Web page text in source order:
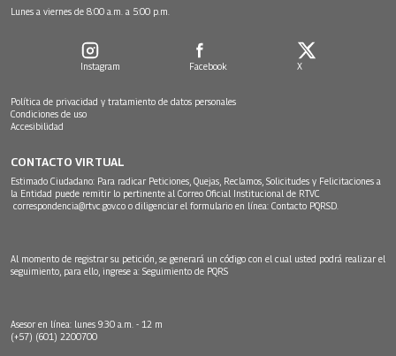
Lunes a viernes de 8:00 a.m. a 5:00 p.m.
Instagram Facebook X
Política de privacidad y tratamiento de datos personales
Condiciones de uso
Accesibilidad
CONTACTO VIRTUAL
Estimado Ciudadano: Para radicar Peticiones, Quejas, Reclamos, Solicitudes y Felicitaciones a
la Entidad puede remitir lo pertinente al Correo Oficial Institucional de RTVC
correspondencia@rtvc.gov.co o diligenciar el formulario en línea: Contacto PQRSD.
Al momento de registrar su petición, se generará un código con el cual usted podrá realizar el
seguimiento, para ello, ingrese a: Seguimiento de PQRS
Asesor en línea: lunes 9:30 a.m. - 12 m
(+57) (601) 2200700